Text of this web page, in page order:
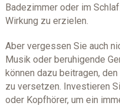
Badezimmer oder im
Wirkung zu erzielen.
Aber vergessen Sie auch
Musik oder beruhigende
können dazu beitragen,
zu versetzen. Investieren
oder Kopfhörer, um ein